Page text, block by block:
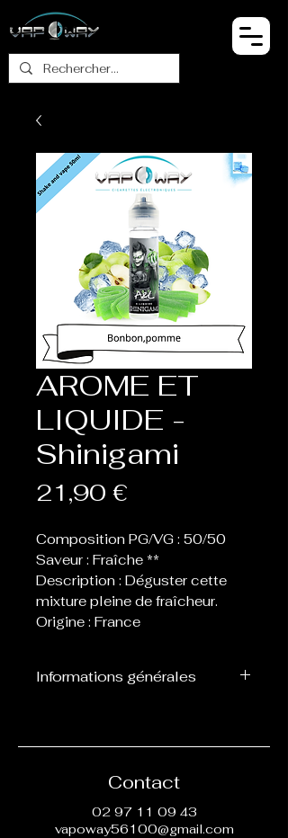
AROME ET
LIQUIDE -
Shinigami
21,90 €
Composition PG/VG : 50/50
Saveur : Fraîche **
Description : Déguster cette
mixture pleine de fraîcheur.
Origine : France
Informations générales
2 boosters afin de les
Contact
02 97 11 09 43
vapoway56100@gmail.com